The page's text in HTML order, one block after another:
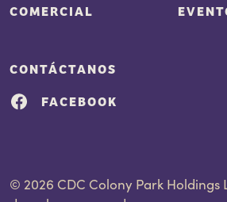
COMERCIAL
CONTÁCTANOS
FACEBOOK
© 2026 CDC Colony Park Holdings